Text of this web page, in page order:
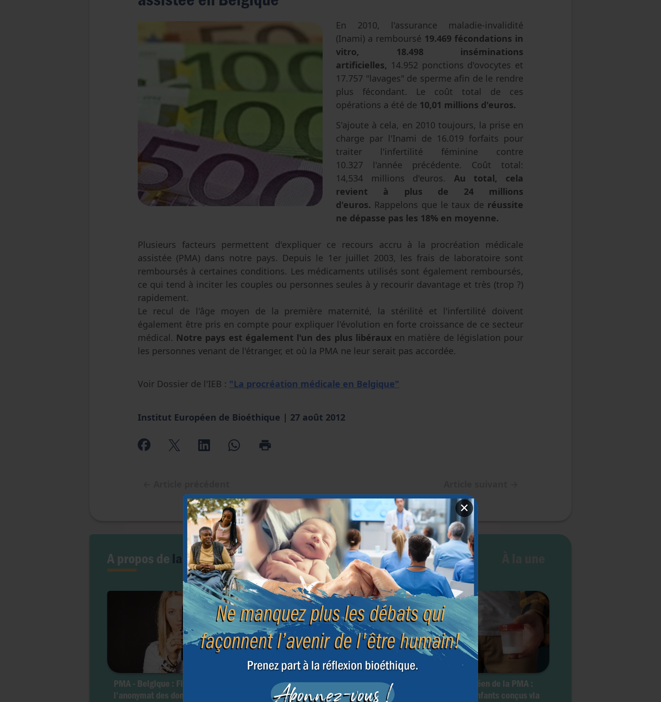
Eugénisme
Transhumanisme
Intelligence artificielle
En 2010, l'assurance maladie-invalidité
(Inami) a remboursé 19.469 fécondations in
vitro, 18.498 inséminations
artificielles, 14.952 ponctions d'ovocytes et
17.757 "lavages" de sperme afin de le rendre
plus fécondant. Le coût total de ces
opérations a été de 10,01 millions d'euros.
S'ajoute à cela, en 2010 toujours, la prise en
charge par l'Inami de 16.019 forfaits pour
traiter l'infertilité féminine contre
10.327 l'année précédente. Coût total:
14,534 millions d'euros. Au total, cela
revient à plus de 24 millions
d'euros. Rappelons que le taux de réussite
ne dépasse pas les 18% en moyenne.
Plusieurs facteurs permettent d'expliquer ce recours accru à la procréation médicale
assistée (PMA) dans notre pays. Depuis le 1er juillet 2003, les frais de laboratoire sont
remboursés à certaines conditions. Les médicaments utilisés sont également remboursés,
ce qui tend à inciter les couples ou personnes seules à y recourir davantage et très (trop ?)
rapidement.
Le recul de l'âge moyen de la première maternité, la stérilité et l'infertilité doivent
également être pris en compte pour expliquer l'évolution en forte croissance de ce secteur
médical. Notre pays est également l'un des plus libérauxen matière de législation pour
les personnes venant de l'étranger, et où la PMA ne leur serait pas accordée.
Voir Dossier de l'IEB : "La procréation médicale en Belgique"
Institut Européen de Bioéthique | 27 août 2012
✕
A propos de la PMA Début de vie
PMA - Belgique : Fin de
l’anonymat des donneurs...pour
Du dépistage des embryons à
l’eugénisme : comment les
Scandale européen de la PMA :
au moins 197 enfants conçus via